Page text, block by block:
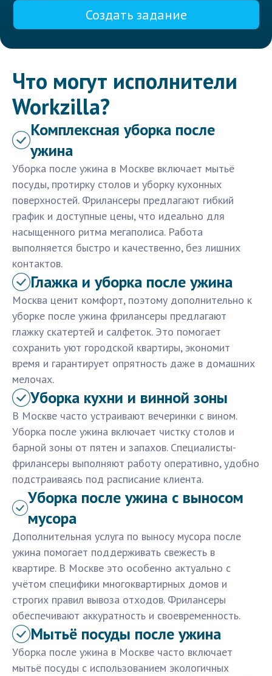
Создать задание
Что могут исполнители
Workzilla?
Комплексная уборка после
ужина
Уборка после ужина в Москве включает мытьё
посуды, протирку столов и уборку кухонных
поверхностей. Фрилансеры предлагают гибкий
график и доступные цены, что идеально для
насыщенного ритма мегаполиса. Работа
выполняется быстро и качественно, без лишних
контактов.
Глажка и уборка после ужина
Москва ценит комфорт, поэтому дополнительно к
уборке после ужина фрилансеры предлагают
глажку скатертей и салфеток. Это помогает
сохранить уют городской квартиры, экономит
время и гарантирует опрятность даже в домашних
мелочах.
Уборка кухни и винной зоны
В Москве часто устраивают вечеринки с вином.
Уборка после ужина включает чистку столов и
барной зоны от пятен и запахов. Специалисты-
фрилансеры выполняют работу оперативно, удобно
подстраиваясь под расписание клиента.
Уборка после ужина с выносом
мусора
Дополнительная услуга по выносу мусора после
ужина помогает поддерживать свежесть в
квартире. В Москве это особенно актуально с
учётом специфики многоквартирных домов и
строгих правил вывоза отходов. Фрилансеры
обеспечивают аккуратность и своевременность.
Мытьё посуды после ужина
Уборка после ужина в Москве часто включает
мытьё посуды с использованием экологичных